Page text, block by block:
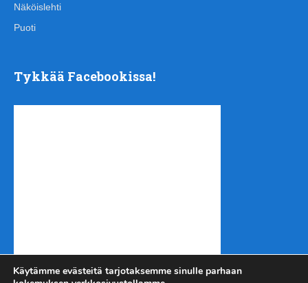
Näköislehti
Puoti
Tykkää Facebookissa!
Käytämme evästeitä tarjotaksemme sinulle parhaan